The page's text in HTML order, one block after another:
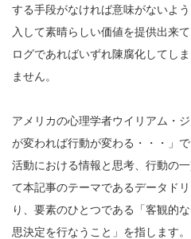
する手段がなければ意味がないよ
入して素晴らしい価値を提供出来
ログであればいずれ陳腐化してし
ません。
アメリカの心理学者ウイリアム・
が変われば行動が変わる・・・」
活動における情報と思考、行動の
て本記事のテーマであるデータド
り、要素のひとつである「客観的
思決定を行なうこと」を指します。